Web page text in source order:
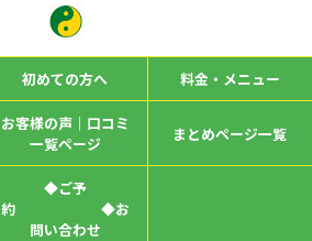
初めての方へ 料金・メニュー
お客様の声｜口コミ
一覧ページ
まとめページ一覧
◆ご予
約 ◆お
問い合わせ